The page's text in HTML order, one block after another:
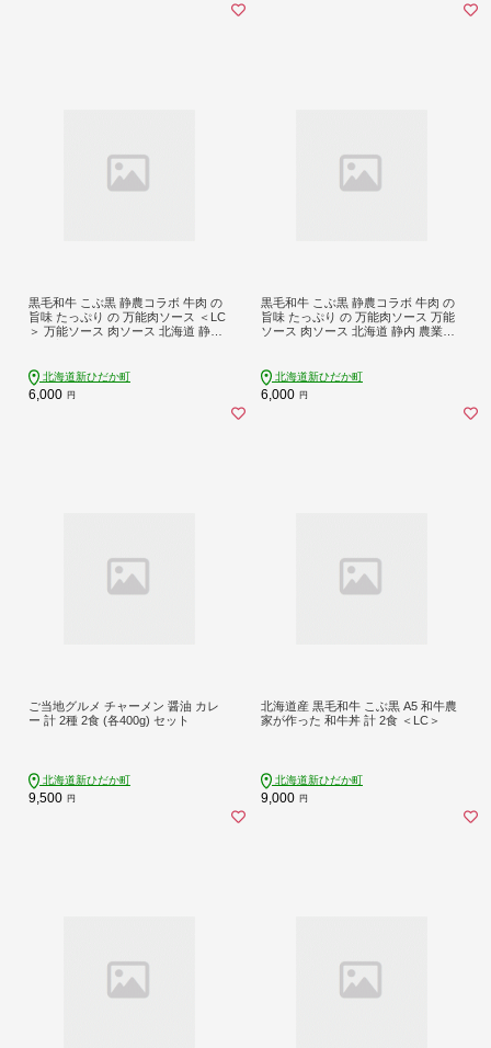
黒毛和牛 こぶ黒 静農コラボ 牛肉 の
旨味 たっぷり の 万能肉ソース ＜LC
＞ 万能ソース 肉ソース 北海道 静内
北海道新ひだか町
6,000 円
黒毛和牛 こぶ黒 静農コラボ 牛肉 の
旨味 たっぷり の 万能肉ソース 万能
ソース 肉ソース 北海道 静内 農業高
北海道新ひだか町
6,000 円
ご当地グルメ チャーメン 醤油 カレ
ー 計 2種 2食 (各400g) セット
北海道新ひだか町
9,500 円
北海道産 黒毛和牛 こぶ黒 A5 和牛農
家が作った 和牛丼 計 2食 ＜LC＞
北海道新ひだか町
9,000 円